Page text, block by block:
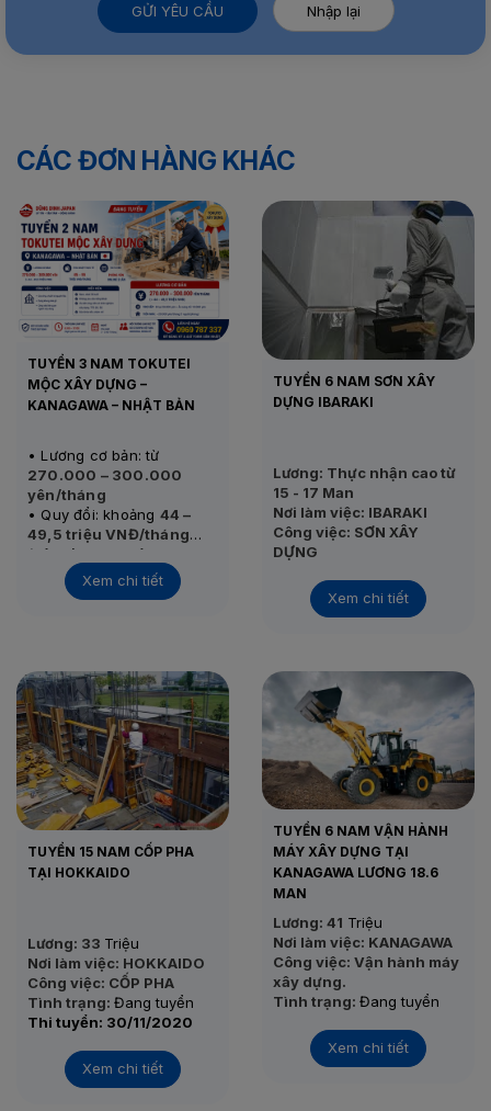
GỬI YÊU CẦU Nhập lại
CÁC ĐƠN HÀNG KHÁC
TUYỂN 3 NAM TOKUTEI
MỘC XÂY DỰNG –
KANAGAWA – NHẬT BẢN
• Lương cơ bản: từ
270.000 – 300.000
yên/tháng
• Quy đổi: khoảng 44 –
49,5 triệu VNĐ/tháng
(Tỷ giá tham khảo: 1.000
yên ≈ 165.331 VNĐ)
• Thu nhập thực tế:
55 triệu VNĐ/tháng
• Nơi làm việc: Kanagawa
• Tình trạng: Đang tuyển
• Thi tuyển: Sau khi đủ
form
Xem chi tiết
TUYỂN 6 NAM SƠN XÂY
DỰNG IBARAKI
Lương: Thực nhận cao từ
15 - 17 Man
Nơi làm việc: IBARAKI
Công việc: SƠN XÂY
DỰNG
Thi tuyển: 25/11/2020
Xem chi tiết
TUYỂN 15 NAM CỐP PHA
TẠI HOKKAIDO
Lương: 33 Triệu
Nơi làm việc: HOKKAIDO
Công việc: CỐP PHA
Tình trạng: Đang tuyển
Thi tuyển: 30/11/2020
Xem chi tiết
TUYỂN 6 NAM VẬN HÀNH
MÁY XÂY DỰNG TẠI
KANAGAWA LƯƠNG 18.6
MAN
Lương: 41 Triệu
Nơi làm việc: KANAGAWA
Công việc: Vận hành máy
xây dựng.
Tình trạng: Đang tuyển
Xem chi tiết